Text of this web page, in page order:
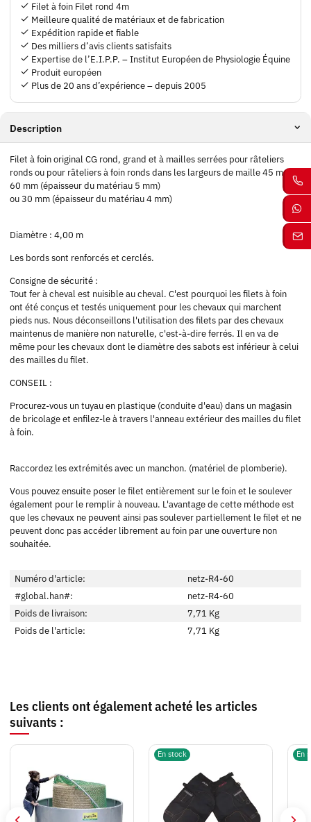
Filet à foin Filet rond 4m
Meilleure qualité de matériaux et de fabrication
Expédition rapide et fiable
Des milliers d’avis clients satisfaits
Expertise de l’E.I.P.P. – Institut Européen de Physiologie Équine
Produit européen
Plus de 20 ans d’expérience – depuis 2005
Description
Filet à foin original CG rond, grand et à mailles serrées pour râteliers
ronds ou pour râteliers à foin ronds dans les largeurs de maille 45 mm,
60 mm (épaisseur du matériau 5 mm)
ou 30 mm (épaisseur du matériau 4 mm)
Diamètre : 4,00 m
Les bords sont renforcés et cerclés.
Consigne de sécurité :
Tout fer à cheval est nuisible au cheval. C'est pourquoi les filets à foin
ont été conçus et testés uniquement pour les chevaux qui marchent
pieds nus. Nous déconseillons l'utilisation des filets par des chevaux
maintenus de manière non naturelle, c'est-à-dire ferrés. Il en va de
même pour les chevaux dont le diamètre des sabots est inférieur à celui
des mailles du filet.
CONSEIL :
Procurez-vous un tuyau en plastique (conduite d'eau) dans un magasin
de bricolage et enfilez-le à travers l'anneau extérieur des mailles du filet
à foin.
Raccordez les extrémités avec un manchon. (matériel de plomberie).
Vous pouvez ensuite poser le filet entièrement sur le foin et le soulever
également pour le remplir à nouveau. L'avantage de cette méthode est
que les chevaux ne peuvent ainsi pas soulever partiellement le filet et ne
peuvent donc pas accéder librement au foin par une ouverture non
souhaitée.
Numéro d'article:
netz-R4-60
#global.han#:
netz-R4-60
Poids de livraison:
7,71 Kg
Poids de l'article:
7,71 Kg
Les clients ont également acheté les articles
suivants :
En stock En